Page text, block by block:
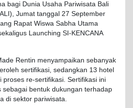
bagi Dunia Usaha Pariwisata Bali
Jumat tanggal 27 September
Rapat Wiswa Sabha Utama
Launching SI-KENCANA
Rentin menyampaikan sebanyak
sertifikasi, sedangkan 13 hotel
proses re-sertifikasi. Sertifikasi ini
sebagai bentuk dukungan terhadap
di sektor pariwisata.